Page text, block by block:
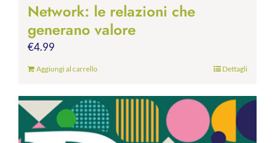
Network: le relazioni che
generano valore
€4.99
Aggiungi al carrello Dettagli